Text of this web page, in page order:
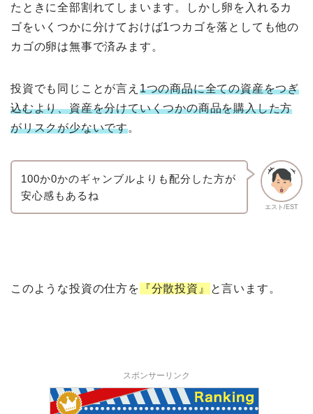
たときに全部割れてしまいます。しかし卵を入れるカ
ゴをいくつかに分けておけば1つカゴを落としても他の
カゴの卵は無事で済みます。
投資でも同じことが言え 1つの商品に全ての資産をつぎ
込むより、資産を分けていくつかの商品を購入した方
がリスクが少ないです。
エスト/EST
100か0かのギャンブルよりも配分した方が
安心感もあるね
このような投資の仕方を 『分散投資』 と言います。
スポンサーリンク